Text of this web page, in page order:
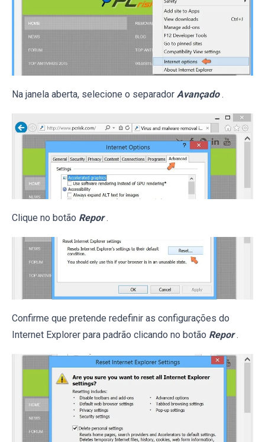
Na janela aberta, selecione o separador Avançado .
Clique no botão Repor .
Confirme que pretende redefinir as configurações do
Internet Explorer para padrão clicando no botão Repor .